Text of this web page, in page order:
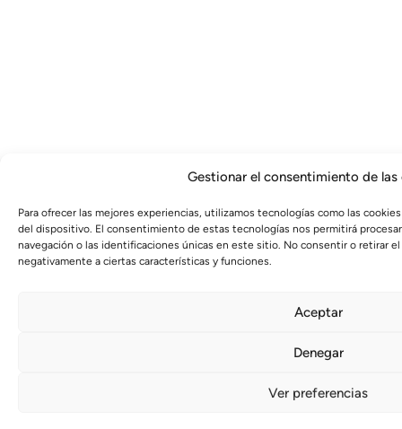
Gestionar el consentimiento de las
Para ofrecer las mejores experiencias, utilizamos tecnologías como las
del dispositivo. El consentimiento de estas tecnologías nos permitirá
navegación o las identificaciones únicas en este sitio. No consentir o retirar
negativamente a ciertas características y funciones.
Aceptar
Denegar
Ver preferencias